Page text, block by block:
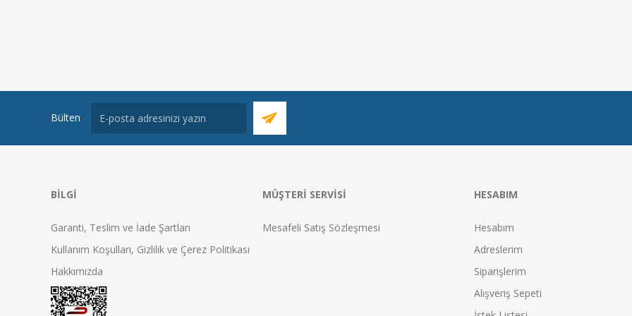
Bülten
BILGI
Garanti, Teslim ve İade Şartları
Kullanım Koşulları, Gizlilik ve Çerez Politikası
Hakkımızda
MÜŞTERI SERVISI
Mesafeli Satış Sözleşmesi
HESABIM
Hesabım
Adreslerim
Siparişlerim
Alışveriş Sepeti